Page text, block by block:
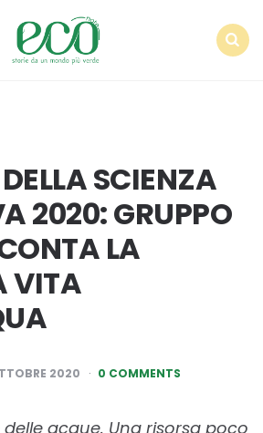
SCIENZA
2020: GRUPPO
LA
VITA
2020 0 COMMENTS
delle acque. Una risorsa poco